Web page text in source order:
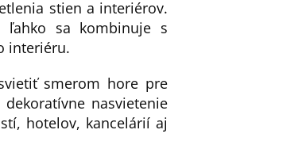
stien a interiérov.
ľahko sa kombinuje s
interiéru.
smerom hore pre
nasvietenie
hotelov, kancelárií aj